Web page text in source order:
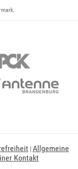
|Allgemeine
Kontakt